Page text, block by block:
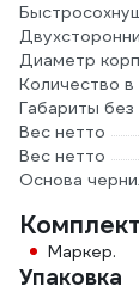
Диаметр
Количество
Габариты без
Вес нетто
Вес нетто
Основа
Маркер.
Упаковка